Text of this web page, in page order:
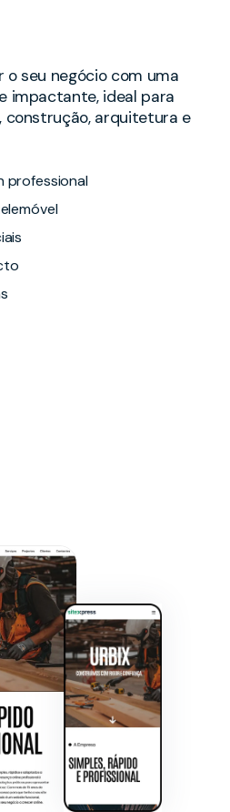
seu negócio com uma
impactante, ideal para
construção, arquitetura e
professional